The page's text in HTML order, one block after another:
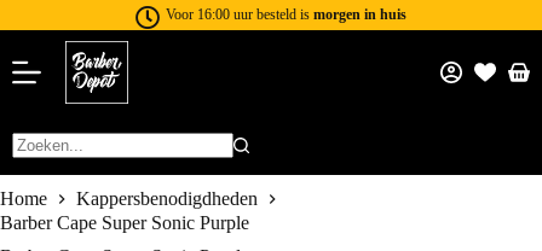
Voor 16:00 uur besteld is morgen in huis
Home
Kappersbenodigdheden
Barber Cape Super Sonic Purple